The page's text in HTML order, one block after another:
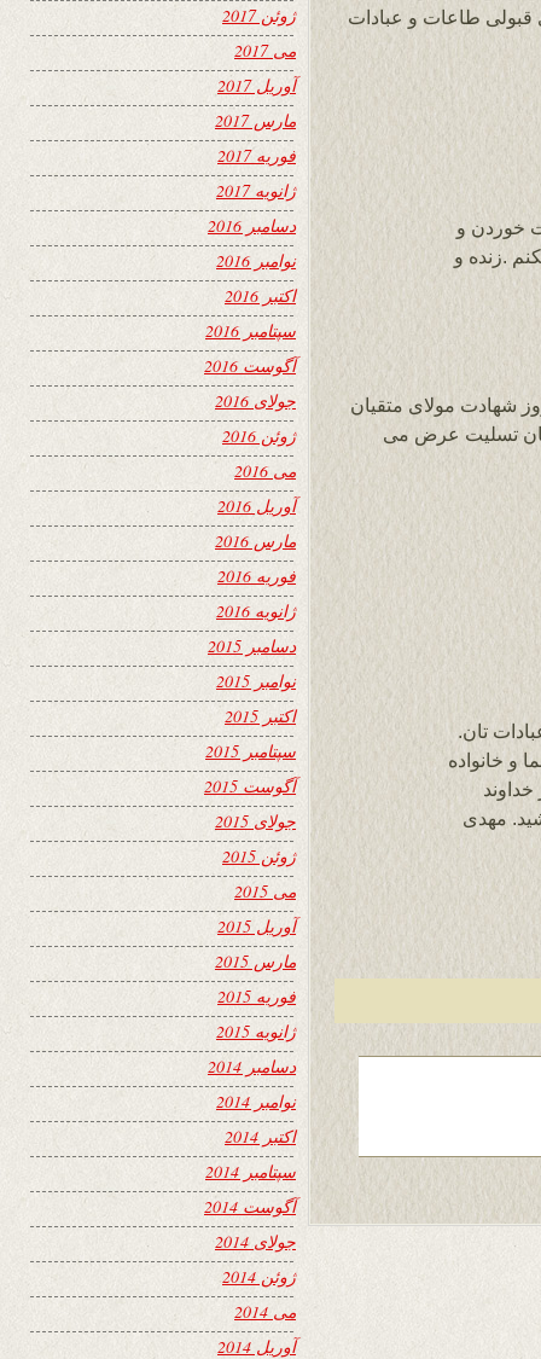
قبولی طاعات و عبادات
خوردن و
.زنده و
شهادت مولای متقیان
تسلیت عرض می
تان.
و خانواده
مهدی
ژوئن 2017
می 2017
آوریل 2017
مارس 2017
فوریه 2017
ژانویه 2017
دسامبر 2016
نوامبر 2016
اکتبر 2016
سپتامبر 2016
آگوست 2016
جولای 2016
ژوئن 2016
می 2016
آوریل 2016
مارس 2016
فوریه 2016
ژانویه 2016
دسامبر 2015
نوامبر 2015
اکتبر 2015
سپتامبر 2015
آگوست 2015
جولای 2015
ژوئن 2015
می 2015
آوریل 2015
مارس 2015
فوریه 2015
ژانویه 2015
دسامبر 2014
نوامبر 2014
اکتبر 2014
سپتامبر 2014
آگوست 2014
جولای 2014
ژوئن 2014
می 2014
آوریل 2014